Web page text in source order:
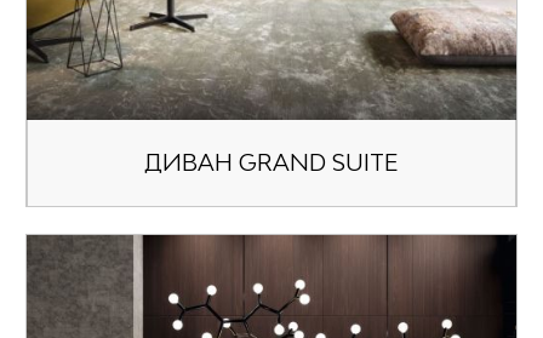
ДИВАН GRAND SUITE